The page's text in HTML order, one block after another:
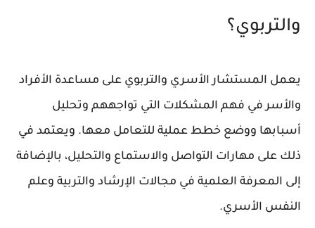
والتربوي؟
يعمل المستشار الأسري والتربوي على مساعدة الأفراد
والأسر في فهم المشكلات التي تواجههم وتحليل
أسبابها ووضع خطط عملية للتعامل معها. ويعتمد في
ذلك على مهارات التواصل والاستماع والتحليل، بالإضافة
إلى المعرفة العلمية في مجالات الإرشاد والتربية وعلم
النفس الأسري.